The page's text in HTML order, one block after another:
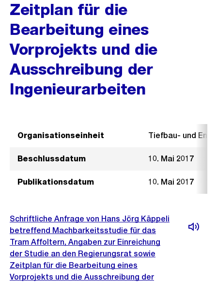
Zeitplan für die
Bearbeitung eines
Vorprojekts und die
Ausschreibung der
Ingenieurarbeiten
Organisationseinheit Tiefbau- und
Beschlussdatum 10. Mai 2017
Publikationsdatum 10. Mai 2017
Schriftliche Anfrage von Hans Jörg Käppeli
betreffend Machbarkeitsstudie für das
Tram Affoltern, Angaben zur Einreichung
der Studie an den Regierungsrat sowie
Zeitplan für die Bearbeitung eines
Vorprojekts und die Ausschreibung der